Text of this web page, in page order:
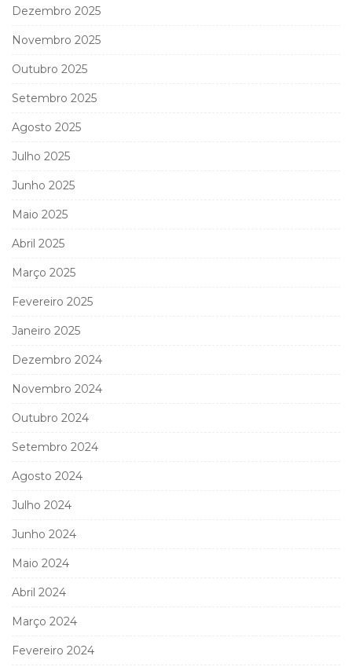
Dezembro 2025
Novembro 2025
Outubro 2025
Setembro 2025
Agosto 2025
Julho 2025
Junho 2025
Maio 2025
Abril 2025
Março 2025
Fevereiro 2025
Janeiro 2025
Dezembro 2024
Novembro 2024
Outubro 2024
Setembro 2024
Agosto 2024
Julho 2024
Junho 2024
Maio 2024
Abril 2024
Março 2024
Fevereiro 2024